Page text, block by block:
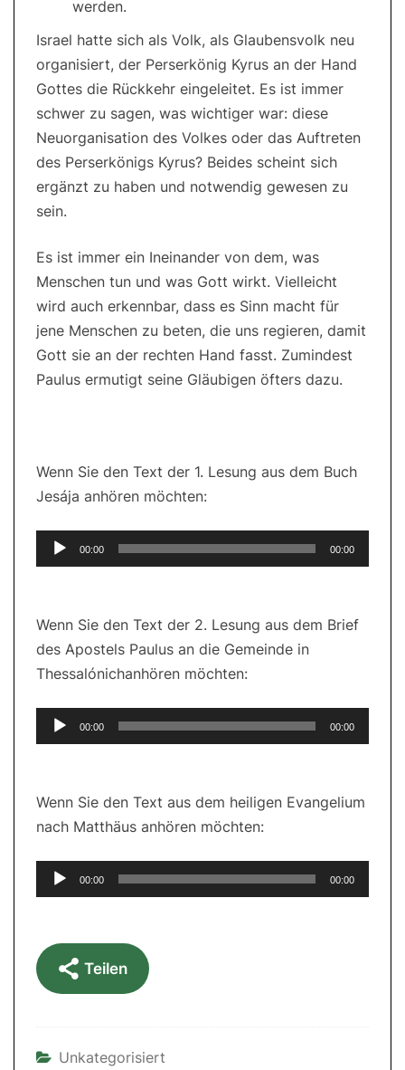
werden.
Israel hatte sich als Volk, als Glaubensvolk neu
organisiert, der Perserkönig Kyrus an der Hand
Gottes die Rückkehr eingeleitet. Es ist immer
schwer zu sagen, was wichtiger war: diese
Neuorganisation des Volkes oder das Auftreten
des Perserkönigs Kyrus? Beides scheint sich
ergänzt zu haben und notwendig gewesen zu
sein.
Es ist immer ein Ineinander von dem, was
Menschen tun und was Gott wirkt. Vielleicht
wird auch erkennbar, dass es Sinn macht für
jene Menschen zu beten, die uns regieren, damit
Gott sie an der rechten Hand fasst. Zumindest
Paulus ermutigt seine Gläubigen öfters dazu.
Wenn Sie den Text der 1. Lesung aus dem Buch
Jesája anhören möchten:
Audio-
Player
00:00 00:00
Wenn Sie den Text der 2. Lesung aus dem Brief
des Apostels Paulus an die Gemeinde in
Thessalónichanhören möchten:
Audio-
Player
00:00 00:00
Wenn Sie den Text aus dem heiligen Evangelium
nach Matthäus anhören möchten:
Audio-
Player
00:00 00:00
Teilen
Unkategorisiert